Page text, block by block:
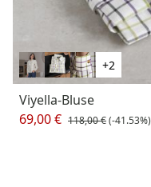
+2
Viyella-Bluse
69,00 € 118,00 €(-41.53%)